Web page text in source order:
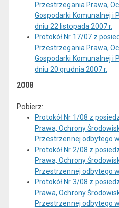
Przestrzegania Prawa,
Gospodarki Komunalnej i
dniu 22 listopada 2007 r.
Protokół Nr 17/07 z
Przestrzegania Prawa,
Gospodarki Komunalnej i
dniu 20 grudnia 2007 r.
2008
Pobierz:
Protokół Nr 1/08 z
Prawa, Ochrony
Przestrzennej odbytego
Protokół Nr 2/08 z
Prawa, Ochrony
Przestrzennej odbytego
Protokół Nr 3/08 z
Prawa, Ochrony
Przestrzennej odbytego